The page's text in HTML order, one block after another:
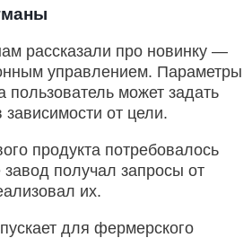
рассказали про новинку —
управлением. Параметры
пользователь может задать
зависимости от цели.
продукта потребовалось
получал запросы от
их.
для фермерского